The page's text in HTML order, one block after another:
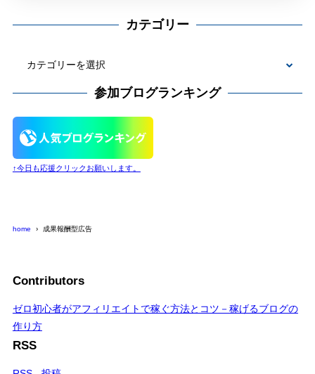
カテゴリー
テ
ー
参加ブログランキング
↑今日も応援クリックお願いします。
home 成果報酬型広告
Contributors
ゼロ初心者がアフィリエイトで稼ぐ方法とコツ－稼げるブログの
作り方
RSS